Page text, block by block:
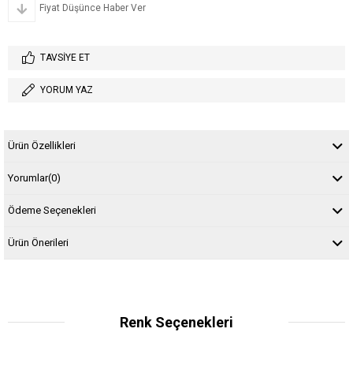
Fiyat Düşünce Haber Ver
TAVSIYE ET
YORUM YAZ
Ürün Özellikleri
Yorumlar(0)
Ödeme Seçenekleri
Ürün Önerileri
Renk Seçenekleri